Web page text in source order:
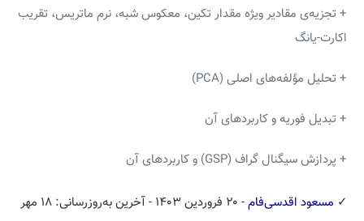
+ تجزیه‌ی مقادیر ویژه مقدار تکین، معکوس شبه، نرم ماتریس، تقریب
اکارت-یانگ
+ تحلیل مؤلفه‌های اصلی (PCA)
+ تبدیل فوریه و کاربردهای آن
+ پردازش سیگنال گراف (GSP) و کاربردهای آن
مسعود اقدسی‌فام- ۲۰ فروردین ۱۴۰۳
- آخرین به‌روزرسانی: ۱۸ مهر